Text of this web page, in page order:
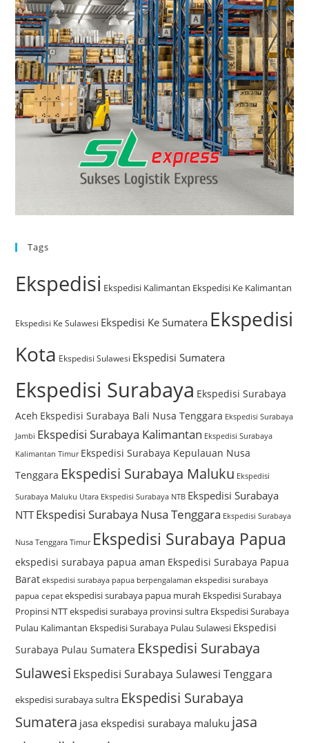
Tags
Ekspedisi Ekspedisi Kalimantan Ekspedisi Ke Kalimantan
Ekspedisi Ke Sulawesi Ekspedisi Ke Sumatera Ekspedisi
Kota Ekspedisi Sulawesi Ekspedisi Sumatera
Ekspedisi Surabaya Ekspedisi Surabaya
Aceh Ekspedisi Surabaya Bali Nusa Tenggara Ekspedisi Surabaya
Jambi Ekspedisi Surabaya Kalimantan Ekspedisi Surabaya
Kalimantan Timur Ekspedisi Surabaya Kepulauan Nusa
Tenggara Ekspedisi Surabaya Maluku Ekspedisi
Surabaya Maluku Utara Ekspedisi Surabaya NTB Ekspedisi Surabaya
NTTEkspedisi Surabaya Nusa Tenggara Ekspedisi Surabaya
Nusa Tenggara Timur Ekspedisi Surabaya Papua
ekspedisi surabaya papua aman Ekspedisi Surabaya Papua
Barat ekspedisi surabaya papua berpengalaman ekspedisi surabaya
papua cepat ekspedisi surabaya papua murah Ekspedisi Surabaya
Propinsi NTTekspedisi surabaya provinsi sultra Ekspedisi Surabaya
Pulau Kalimantan Ekspedisi Surabaya Pulau Sulawesi Ekspedisi
Surabaya Pulau Sumatera Ekspedisi Surabaya
Sulawesi Ekspedisi Surabaya Sulawesi Tenggara
ekspedisi surabaya sultra Ekspedisi Surabaya
Sumatera jasa ekspedisi surabaya maluku jasa